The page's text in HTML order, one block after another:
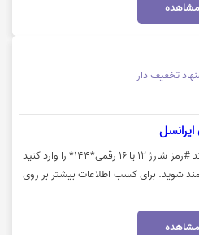
مشاهده
تخفیف دار
برای استفاده از شارژ شگفت‌انگیز، کد #رمز شارژ ۱۲ یا ۱۶ رقمی*۱۴۴* را وارد کنید
مند شوید. برای کسب اطلاعات بیشتر بر روی
مشاهده